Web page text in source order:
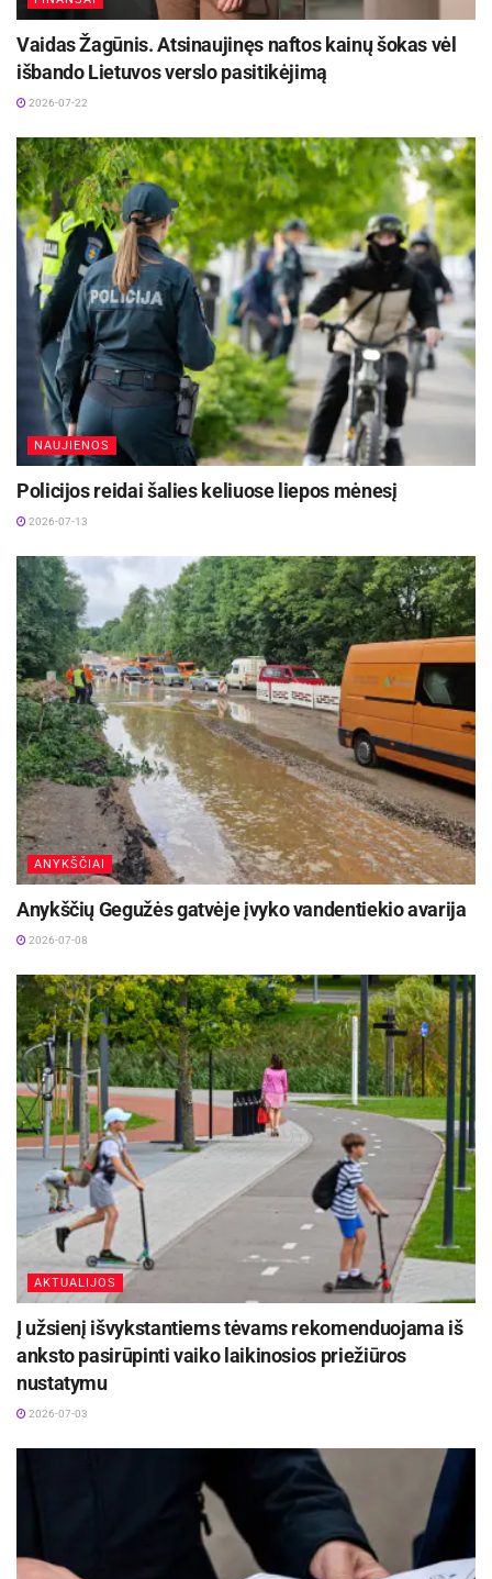
Vaidas Žagūnis. Atsinaujinęs naftos kainų šokas vėl
išbando Lietuvos verslo pasitikėjimą
2026-07-22
NAUJIENOS
Policijos reidai šalies keliuose liepos mėnesį
2026-07-13
ANYKŠČIAI
Anykščių Gegužės gatvėje įvyko vandentiekio avarija
2026-07-08
AKTUALIJOS
Į užsienį išvykstantiems tėvams rekomenduojama iš
anksto pasirūpinti vaiko laikinosios priežiūros
nustatymu
2026-07-03